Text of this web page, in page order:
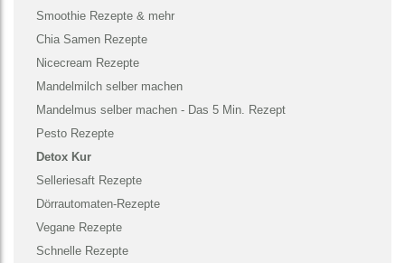
Smoothie Rezepte & mehr
Chia Samen Rezepte
Nicecream Rezepte
Mandelmilch selber machen
Mandelmus selber machen - Das 5 Min. Rezept
Pesto Rezepte
Detox Kur
Selleriesaft Rezepte
Dörrautomaten-Rezepte
Vegane Rezepte
Schnelle Rezepte